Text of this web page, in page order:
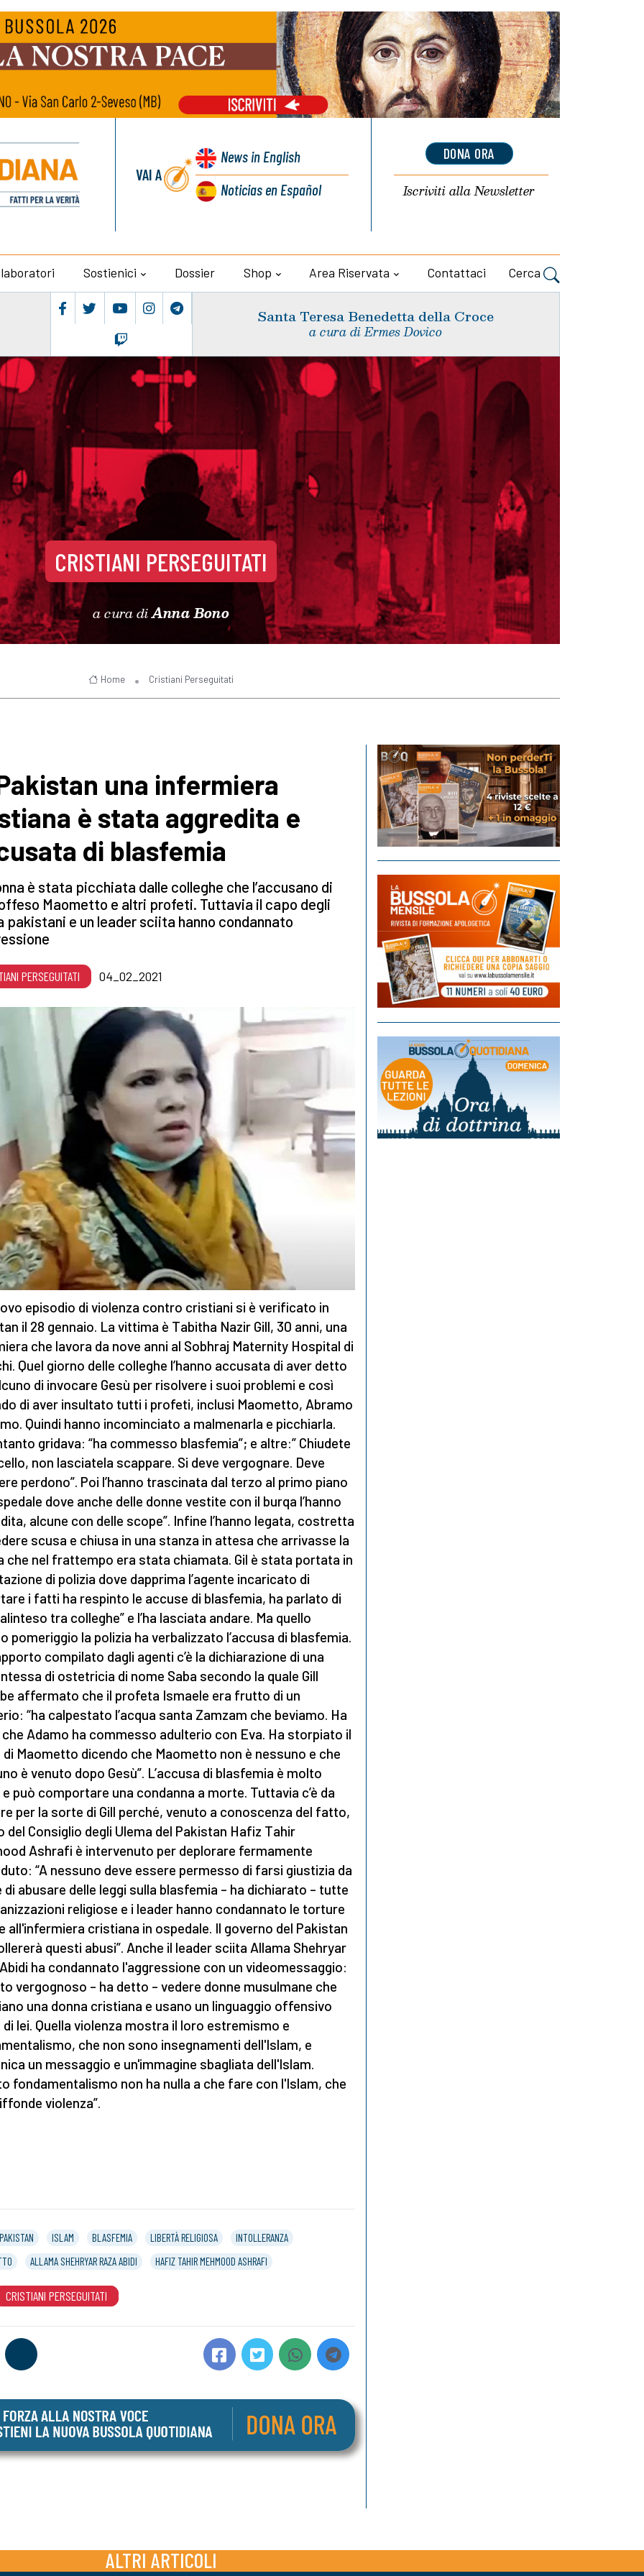
VAI A
Newsin English
Noticiasen Español
DONA ORA
Iscriviti allaNewsletter
Sostienici Dossier Shop Area Riservata Contattaci Cerca
Santa Teresa Benedetta della Croce
a cura di Ermes Dovico
CRISTIANI PERSEGUITATI
a cura diAnna Bono
Home Cristiani Perseguitati
una infermiera
è stata aggredita e
di blasfemia
è stata picchiata dalle colleghe che l’accusano di
Maometto e altri profeti. Tuttavia il capo degli
pakistani e un leader sciita hanno condannato
PERSEGUITATI 04_02_2021
episodio di violenza contro cristiani si è verificato in
il 28 gennaio. La vittima è Tabitha Nazir Gill, 30 anni, una
che lavora da nove anni al Sobhraj Maternity Hospital di
Quel giorno delle colleghe l’hanno accusata di aver detto
di invocare Gesù per risolvere i suoi problemi e così
di aver insultato tutti i profeti, inclusi Maometto, Abramo
Quindi hanno incominciato a malmenarla e picchiarla.
gridava: “ha commesso blasfemia”; e altre:” Chiudete
non lasciatela scappare. Si deve vergognare. Deve
perdono”. Poi l’hanno trascinata dal terzo al primo piano
dove anche delle donne vestite con il burqa l’hanno
alcune con delle scope”. Infine l’hanno legata, costretta
scusa e chiusa in una stanza in attesa che arrivasse la
che nel frattempo era stata chiamata. Gil è stata portata in
di polizia dove dapprima l’agente incaricato di
i fatti ha respinto le accuse di blasfemia, ha parlato di
tra colleghe” e l’ha lasciata andare. Ma quello
pomeriggio la polizia ha verbalizzato l’accusa di blasfemia.
compilato dagli agenti c’è la dichiarazione di una
di ostetricia di nome Saba secondo la quale Gill
affermato che il profeta Ismaele era frutto di un
“ha calpestato l’acqua santa Zamzam che beviamo. Ha
Adamo ha commesso adulterio con Eva. Ha storpiato il
di Maometto dicendo che Maometto non è nessuno e che
è venuto dopo Gesù”. L’accusa di blasfemia è molto
può comportare una condanna a morte. Tuttavia c’è da
per la sorte di Gill perché, venuto a conoscenza del fatto,
del Consiglio degli Ulema del Pakistan Hafiz Tahir
Ashrafi è intervenuto per deplorare fermamente
“A nessuno deve essere permesso di farsi giustizia da
di abusare delle leggi sulla blasfemia – ha dichiarato – tutte
religiose e i leader hanno condannato le torture
all'infermiera cristiana in ospedale. Il governo del Pakistan
questi abusi”. Anche il leader sciita Allama Shehryar
ha condannato l'aggressione con un videomessaggio:
vergognoso – ha detto – vedere donne musulmane che
una donna cristiana e usano un linguaggio offensivo
lei. Quella violenza mostra il loro estremismo e
che non sono insegnamenti dell'Islam, e
un messaggio e un'immagine sbagliata dell'Islam.
fondamentalismo non ha nulla a che fare con l'Islam, che
violenza”.
PAKISTAN ISLAM BLASFEMIA LIBERTÀ RELIGIOSA
INTOLLERANZA
ALLAMA SHEHRYAR RAZA ABIDI HAFIZ TAHIR MEHMOOD ASHRAFI
CRISTIANI PERSEGUITATI
ALTRI ARTICOLI